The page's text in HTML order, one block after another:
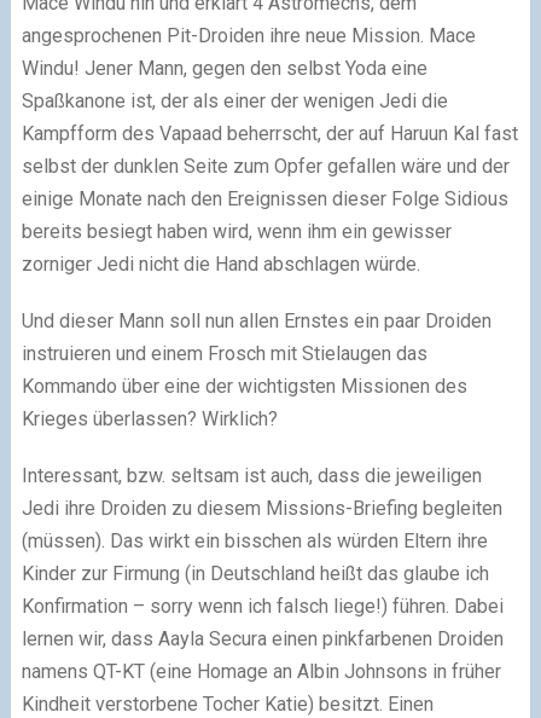
angesprochenen Pit-Droiden ihre neue Mission. Mace
Windu! Jener Mann, gegen den selbst Yoda eine
Spaßkanone ist, der als einer der wenigen Jedi die
Kampfform des Vapaad beherrscht, der auf Haruun Kal fast
selbst der dunklen Seite zum Opfer gefallen wäre und der
einige Monate nach den Ereignissen dieser Folge Sidious
bereits besiegt haben wird, wenn ihm ein gewisser
zorniger Jedi nicht die Hand abschlagen würde.
Und dieser Mann soll nun allen Ernstes ein paar Droiden
instruieren und einem Frosch mit Stielaugen das
Kommando über eine der wichtigsten Missionen des
Krieges überlassen? Wirklich?
Interessant, bzw. seltsam ist auch, dass die jeweiligen
Jedi ihre Droiden zu diesem Missions-Briefing begleiten
(müssen). Das wirkt ein bisschen als würden Eltern ihre
Kinder zur Firmung (in Deutschland heißt das glaube ich
Konfirmation – sorry wenn ich falsch liege!) führen. Dabei
lernen wir, dass Aayla Secura einen pinkfarbenen Droiden
namens QT-KT (eine Homage an Albin Johnsons in früher
Kindheit verstorbene Tocher Katie) besitzt. Einen